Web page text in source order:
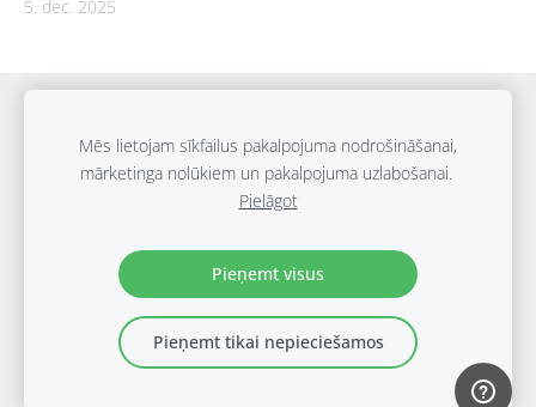
5. dec. 2025
Biedrība "SPORTA UN IZGLĪTĪBAS APVIENĪBA" © 2024
E.Birznieka-Upīša 21E, Rīga, LV-1011
+371 27221777info@sportaskola.org
Mēs lietojam sīkfailus pakalpojuma nodrošināšanai,
mārketinga nolūkiem un pakalpojuma uzlabošanai.
Pielāgot
Pieņemt visus
Pieņemt tikai nepieciešamos